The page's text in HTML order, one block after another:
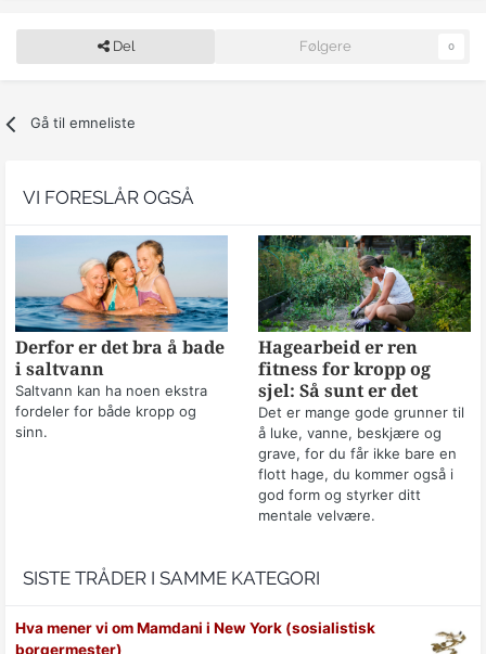
Del Følgere 0
Gå til emneliste
VI FORESLÅR OGSÅ
Derfor er det bra å bade
i saltvann
Saltvann kan ha noen ekstra
fordeler for både kropp og
sinn.
Hagearbeid er ren
fitness for kropp og
sjel: Så sunt er det
Det er mange gode grunner til
å luke, vanne, beskjære og
grave, for du får ikke bare en
flott hage, du kommer også i
god form og styrker ditt
mentale velvære.
SISTE TRÅDER I SAMME KATEGORI
Hva mener vi om Mamdani i New York (sosialistisk
borgermester)